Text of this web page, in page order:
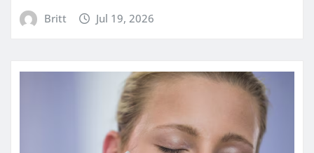
Britt Jul 19, 2026